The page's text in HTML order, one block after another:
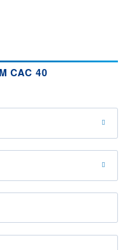
+BAS 1ER
JANVIER
DERNIER ÉCHANGE
CAC 40